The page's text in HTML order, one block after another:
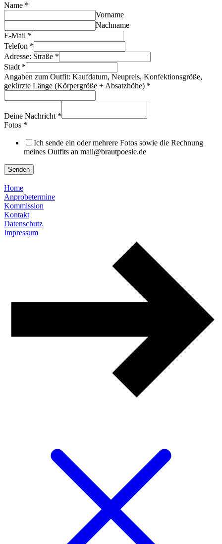
Name *
Vorname
Nachname
E-Mail *
Telefon *
Adresse: Straße *
Stadt *
Angaben zum Outfit: Kaufdatum, Neupreis, Konfektionsgröße,
gekürzte Länge (Körpergröße + Absatzhöhe) *
Deine Nachricht *
Fotos *
Ich sende ein oder mehrere Fotos sowie die Rechnung
meines Outfits an mail@brautpoesie.de
Senden
Home
Anprobetermine
Kommission
Kontakt
Datenschutz
Impressum